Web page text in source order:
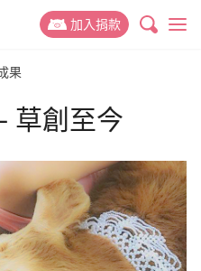
加入捐款
果
草創至今